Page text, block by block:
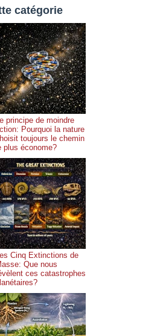
catégorie
principe de moindre
Pourquoi la nature
toujours le chemin
plus économe?
Cinq Extinctions de
Que nous
ces catastrophes